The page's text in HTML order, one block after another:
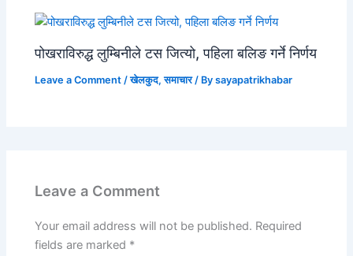
पोखराविरुद्ध लुम्बिनीले टस जित्यो, पहिला बलिङ गर्ने निर्णय
Leave a Comment /खेलकुद,समाचार/ Bysayapatrikhabar
Leave a Comment
Your email address will not be published. Required
fields are marked *